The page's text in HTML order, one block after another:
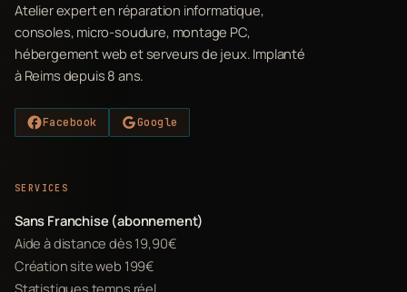
Atelier expert en réparation informatique,
consoles, micro-soudure, montage PC,
hébergement web et serveurs de jeux. Implanté
à Reims depuis 8 ans.
Facebook Google
SERVICES
Sans Franchise (abonnement)
Aide à distance dès 19,90€
Création site web 199€